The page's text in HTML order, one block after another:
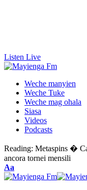
Listen Live
Weche manyien
Weche Tuke
Weche mag ohala
Siasa
Videos
Podcasts
Reading: Metaspins �
ancora tornei mensili
Font
Resizer
Aa